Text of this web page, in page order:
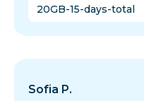
20GB-15-days-total
Sofia P.